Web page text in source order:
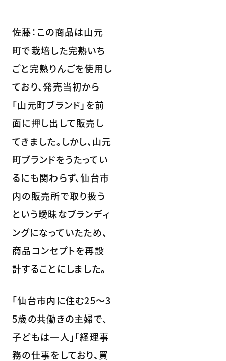
佐藤：この商品は山元
町で栽培した完熟いち
ごと完熟りんごを使用し
ており、発売当初から
「山元町ブランド」を前
面に押し出して販売し
てきました。しかし、山元
町ブランドをうたってい
るにも関わらず、仙台市
内の販売所で取り扱う
という曖昧なブランディ
ングになっていたため、
商品コンセプトを再設
計することにしました。
「仙台市内に住む25～3
5歳の共働きの主婦で、
子どもは一人」「経理事
務の仕事をしており、買